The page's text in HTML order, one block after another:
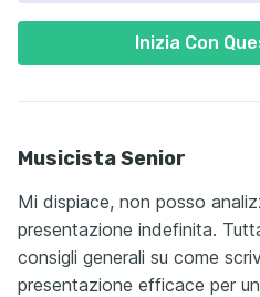
Inizia Con
Musicista Senior
Mi dispiace, non posso
presentazione indefinita.
consigli generali su come
presentazione efficace per